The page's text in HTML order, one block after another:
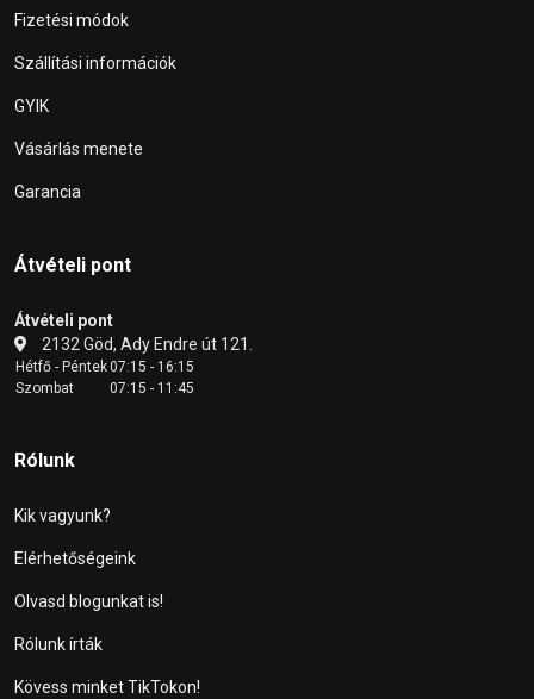
Fizetési módok
Szállítási információk
GYIK
Vásárlás menete
Garancia
Átvételi pont
Átvételi pont
2132 Göd, Ady Endre út 121.
Hétfő - Péntek07:15 - 16:15
Szombat
07:15 - 11:45
Rólunk
Kik vagyunk?
Elérhetőségeink
Olvasd blogunkat is!
Rólunk írták
Kövess minket TikTokon!